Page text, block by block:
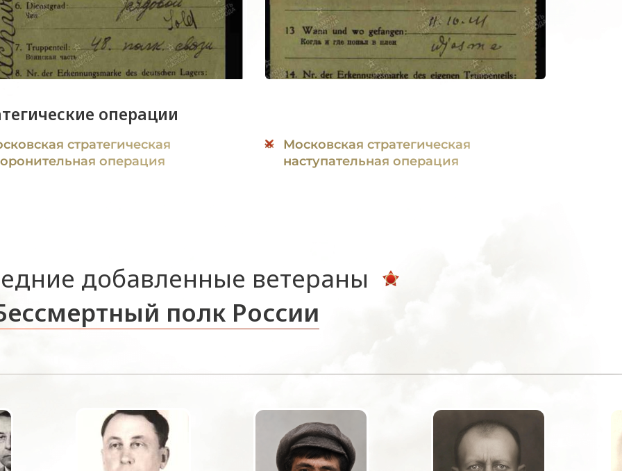
операции
стратегическая
операция
Московская стратегическая
наступательная операция
добавленные ветераны
полк России